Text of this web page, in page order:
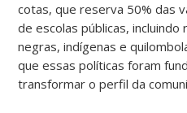
cotas, que reserva 50% das
de escolas públicas,
negras, indígenas e
que essas políticas foram
transformar o perfil da